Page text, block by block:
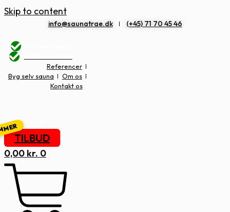
Skip to content
info@saunatrae.dk (+45) 71 70 45 46
Referencer
Byg selv sauna
Om os
Kontakt os
TILBUD
0,00 kr. 0